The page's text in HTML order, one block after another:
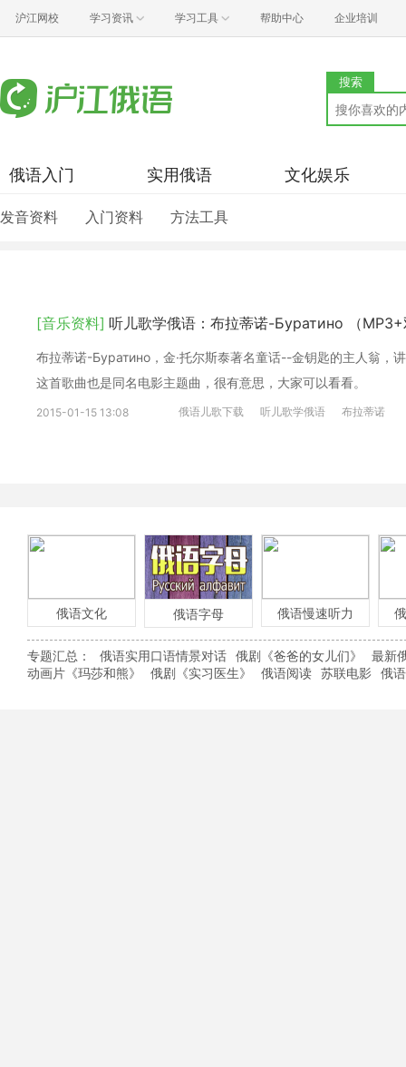
沪江网校 学习资讯 学习工具 帮助中心 企业培训
搜索
俄语入门 实用俄语 文化娱乐
发音资料 入门资料 方法工具
[音乐资料] 听儿歌学俄语：布拉蒂诺-Буратино （
布拉蒂诺-Буратино，金·托尔斯泰著名童话--金钥匙的主人翁，
这首歌曲也是同名电影主题曲，很有意思，大家可以看看。
2015-01-15 13:08 俄语儿歌下载 听儿歌学俄语 布拉蒂诺
俄语文化 俄语字母 俄语慢速听力
专题汇总： 俄语实用口语情景对话 俄剧《爸爸的女儿们》
最新
动画片《玛莎和熊》
俄剧《实习医生》 俄语阅读 苏联电影 俄